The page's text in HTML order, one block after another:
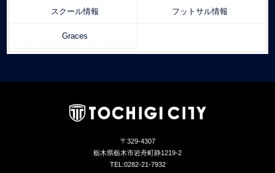
スクール情報 フットサル情報
Graces
〒329-4307
栃木県栃木市岩舟町静1219-2
TEL:0282-21-7932